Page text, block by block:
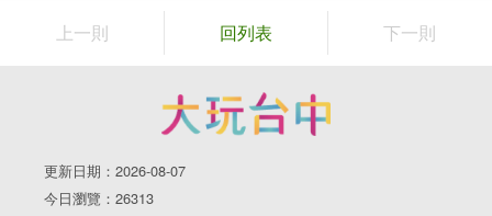
上一則 回列表 下一則
更新日期：2026-08-07
今日瀏覽：26313